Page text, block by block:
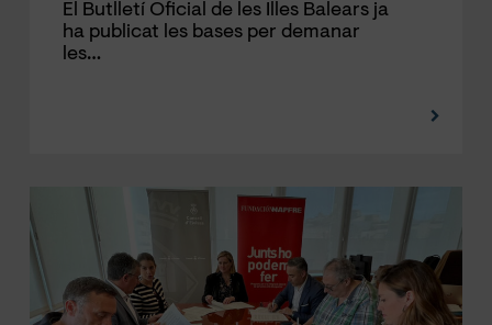
El Butlletí Oficial de les Illes Balears ja
ha publicat les bases per demanar
les…